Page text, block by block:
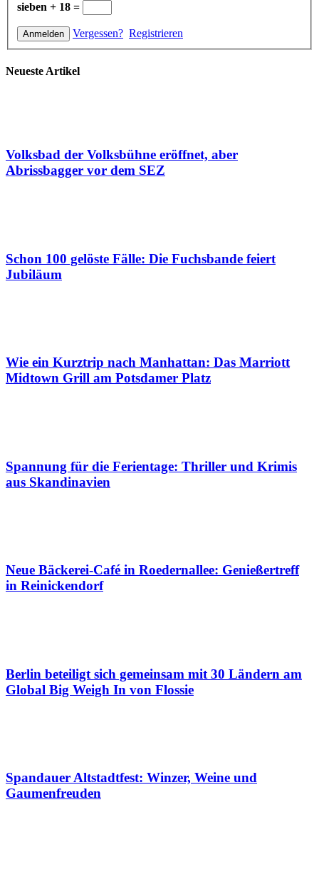
sieben + 18 =
Vergessen? Registrieren
Neueste Artikel
Volksbad der Volksbühne eröffnet, aber
Abrissbagger vor dem SEZ
Schon 100 gelöste Fälle: Die Fuchsbande feiert
Jubiläum
Wie ein Kurztrip nach Manhattan: Das Marriott
Midtown Grill am Potsdamer Platz
Spannung für die Ferientage: Thriller und Krimis
aus Skandinavien
Neue Bäckerei-Café in Roedernallee: Genießertreff
in Reinickendorf
Berlin beteiligt sich gemeinsam mit 30 Ländern am
Global Big Weigh In von Flossie
Spandauer Altstadtfest: Winzer, Weine und
Gaumenfreuden